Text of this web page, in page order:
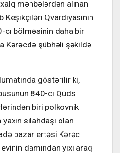
mənbələrdən alınan
Qvardiyasının
cı bölməsinin daha bir
Kərəcdə şübhəli şəkildə
göstərilir ki,
840-cı Qüds
biri polkovnik
silahdaşı olan
bazar ertəsi Kərəc
damından yıxılaraq